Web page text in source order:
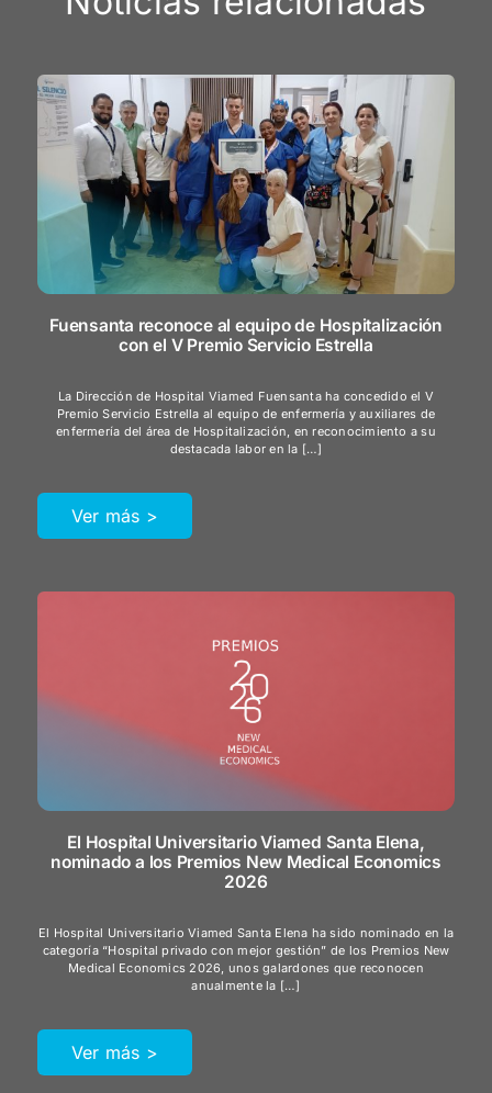
Fuensanta reconoce al equipo de Hospitalización
con el V Premio Servicio Estrella
La Dirección de Hospital Viamed Fuensanta ha concedido el V
Premio Servicio Estrella al equipo de enfermería y auxiliares de
enfermería del área de Hospitalización, en reconocimiento a su
destacada labor en la […]
Ver más >
El Hospital Universitario Viamed Santa Elena,
nominado a los Premios New Medical Economics
2026
El Hospital Universitario Viamed Santa Elena ha sido nominado en la
categoría “Hospital privado con mejor gestión” de los Premios New
Medical Economics 2026, unos galardones que reconocen
anualmente la […]
Ver más >